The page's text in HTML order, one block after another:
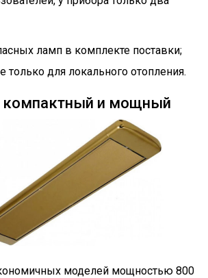
ламп в комплекте поставки;
только для локального отопления.
компактный и мощный
моделей мощностью 800